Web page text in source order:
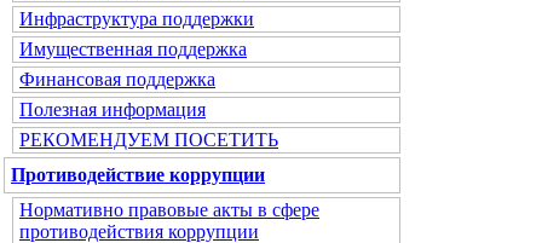
Инфраструктура поддержки
Имущественная поддержка
Финансовая поддержка
Полезная информация
РЕКОМЕНДУЕМ ПОСЕТИТЬ
Противодействие коррупции
Нормативно правовые акты в сфере
противодействия коррупции